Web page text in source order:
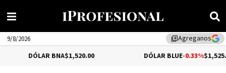
library_addAgreganos
9/8/2026
BNA$1,520.00 DÓLAR BLUE-0.33%$1,525.00